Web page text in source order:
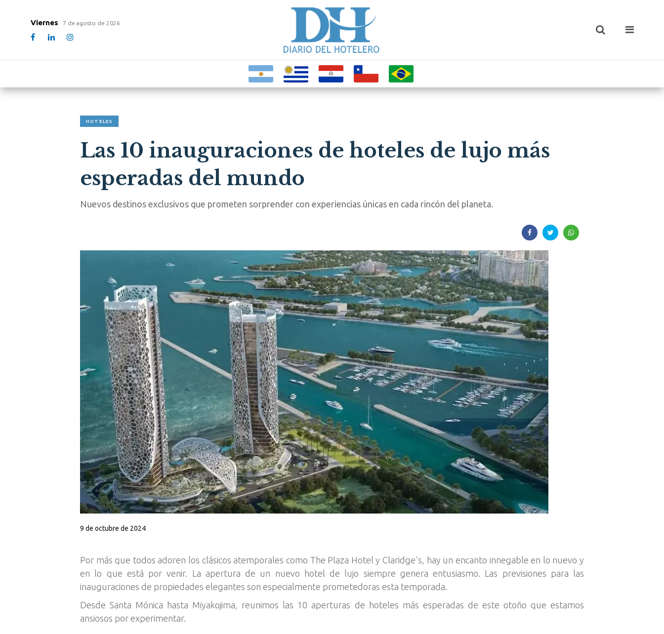
Viernes 7 de agosto de 2026
HOTELES
Las 10 inauguraciones de hoteles de lujo más
esperadas del mundo
Nuevos destinos exclusivos que prometen sorprender con experiencias únicas en cada rincón del planeta.
9 de octubre de 2024
Por más que todos adoren los clásicos atemporales como The Plaza Hotel y Claridge's, hay un encanto innegable en lo nuevo y
en lo que está por venir. La apertura de un nuevo hotel de lujo siempre genera entusiasmo. Las previsiones para las
inauguraciones de propiedades elegantes son especialmente prometedoras esta temporada.
Desde Santa Mónica hasta Miyakojima, reunimos las 10 aperturas de hoteles más esperadas de este otoño que estamos
ansiosos por experimentar.